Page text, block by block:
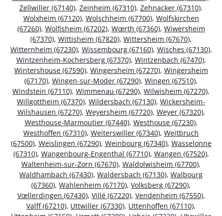
Zellwiller (67140), Zeinheim (67310), Zehnacker (67310),
Wolxheim (67120), Wolschheim (67700), Wolfskirchen
(67260), Wolfisheim (67202), Wœrth (67360), Wiwersheim
(67370), Wittisheim (67820), Wittersheim (67670),
Witternheim (67230), Wissembourg (67160), Wisches (67130),
Wintzenheim-Kochersberg (67370), Wintzenbach (67470),
Wintershouse (67590), Wingersheim (67270), Wingersheim
(67170), Wingen-sur-Moder (67290), Wingen (67510),
Windstein (67110), Wimmenau (67290), Wilwisheim (67270),
Willgottheim (67370), Wildersbach (67130), Wickersheim-
Wilshausen (67270), Weyersheim (67720), Weyer (67320),
Westhouse-Marmoutier (67440), Westhouse (67230),
Westhoffen (67310), Weiterswiller (67340), Weitbruch
(67500), Weislingen (67290), Weinbourg (67340), Wasselonne
(67310), Wangenbourg-Engenthal (67710), Wangen (67520),
Waltenheim-sur-Zorn (67670), Waldolwisheim (67700),
Waldhambach (67430), Waldersbach (67130), Walbourg
(67360), Wahlenheim (67170), Volksberg (67290),
Vœllerdingen (67430), Villé (67220), Vendenheim (67550),
Valff (67210), Uttwiller (67330), Uttenhoffen (67110),